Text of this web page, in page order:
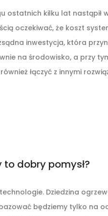
ostatnich kilku lat nastąpił
oczekiwać, że koszt
inwestycja, która
na środowisko, a przy
łączyć z innymi
to dobry pomysł?
Dziedzina
będziemy tylko na